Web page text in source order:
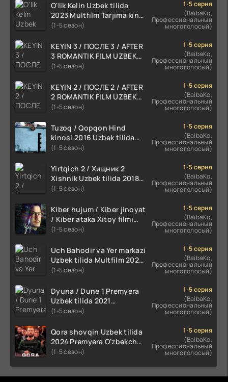
O'lik Kelin Uzbek tilida
2023 Multfilm Tarjima kino
skachat
(1-5 сезон)
1-5 серия
(BaibaKo,
Профессиональный
многоголосый)
KEYIN 3 / ПОСЛЕ 3 / AFTER
3 ROMANTIK FILM UZBEK
TILIDA 2021 TARJIMA FILM
(1-5 сезон)
1-5 серия
(BaibaKo,
Профессиональный
многоголосый)
KEYIN 2 / ПОСЛЕ 2 / AFTER
2 ROMANTIK FILM UZBEK
TILIDA 2020 TARJIMA FILM
(1-5 сезон)
1-5 серия
(BaibaKo,
Профессиональный
многоголосый)
Tuzoq / Qopqon Hind
kinosi 2016 Uzbek tilida
tarjima film HD
(1-5 сезон)
1-5 серия
(BaibaKo,
Профессиональный
многоголосый)
Yirtqich 2 / Хищник 2
Xishnik Uzbek tilida 2018-
2024 O'zbekcha tarjima
(1-5 сезон)
1-5 серия
(BaibaKo,
Профессиональный
многоголосый)
Kiber hujum / Kiber jinoyat
/ Kiber ataka Xitoy filmi
Uzbek tilida O'zbekcha
HD skachat
(1-5 сезон)
1-5 серия
(BaibaKo,
Профессиональный
многоголосый)
Uch Bahodir va Yer markazi
Uzbek tilida Multfilm 2025
tarjima HD skachat
(1-5 сезон)
1-5 серия
(BaibaKo,
Профессиональный
многоголосый)
Dyuna / Dune 1 Premyera
Uzbek tilida 2021
O'zbekcha tarjima kino HD
(1-5 сезон)
1-5 серия
(BaibaKo,
Профессиональный
многоголосый)
Qora shovqin Uzbek tilida
2024 Premyera O'zbekcha
tarjima kino HD skachat
(1-5 сезон)
1-5 серия
(BaibaKo,
Профессиональный
многоголосый)